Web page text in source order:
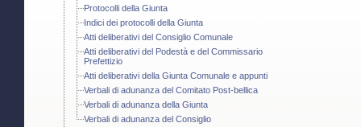
Protocolli della Giunta
Indici dei protocolli della Giunta
Atti deliberativi del Consiglio Comunale
Atti deliberativi del Podestà e del Commissario
Prefettizio
Atti deliberativi della Giunta Comunale e appunti
Verbali di adunanza del Comitato Post-bellica
Verbali di adunanza della Giunta
Verbali di adunanza del Consiglio